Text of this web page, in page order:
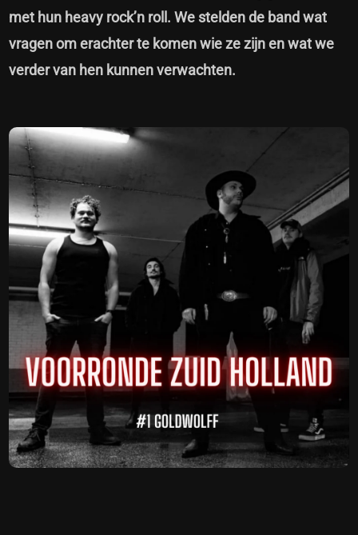
met hun heavy rock’n roll. We stelden de band wat
vragen om erachter te komen wie ze zijn en wat we
verder van hen kunnen verwachten.